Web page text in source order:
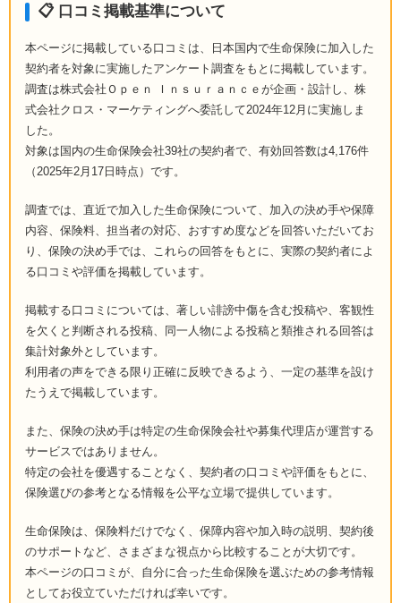
📋 口コミ掲載基準について
本ページに掲載している口コミは、日本国内で生命保険に加入した
契約者を対象に実施したアンケート調査をもとに掲載しています。
調査は株式会社Ｏｐｅｎ Ｉｎｓｕｒａｎｃｅが企画・設計し、株
式会社クロス・マーケティングへ委託して2024年12月に実施しま
した。
対象は国内の生命保険会社39社の契約者で、有効回答数は4,176件
（2025年2月17日時点）です。
調査では、直近で加入した生命保険について、加入の決め手や保障
内容、保険料、担当者の対応、おすすめ度などを回答いただいてお
り、保険の決め手では、これらの回答をもとに、実際の契約者によ
る口コミや評価を掲載しています。
掲載する口コミについては、著しい誹謗中傷を含む投稿や、客観性
を欠くと判断される投稿、同一人物による投稿と類推される回答は
集計対象外としています。
利用者の声をできる限り正確に反映できるよう、一定の基準を設け
たうえで掲載しています。
また、保険の決め手は特定の生命保険会社や募集代理店が運営する
サービスではありません。
特定の会社を優遇することなく、契約者の口コミや評価をもとに、
保険選びの参考となる情報を公平な立場で提供しています。
生命保険は、保険料だけでなく、保障内容や加入時の説明、契約後
のサポートなど、さまざまな視点から比較することが大切です。
本ページの口コミが、自分に合った生命保険を選ぶための参考情報
としてお役立ていただければ幸いです。